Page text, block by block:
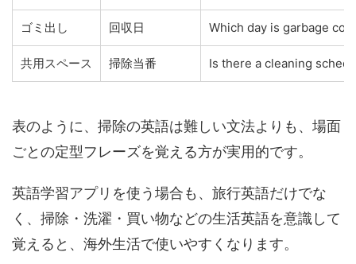
ゴミ出し 回収日 Which day is garbage
共用スペース 掃除当番 Is there a cleaning
表のように、掃除の英語は難しい文法よりも、場面
ごとの定型フレーズを覚える方が実用的です。
英語学習アプリを使う場合も、旅行英語だけでな
く、掃除・洗濯・買い物などの生活英語を意識して
覚えると、海外生活で使いやすくなります。